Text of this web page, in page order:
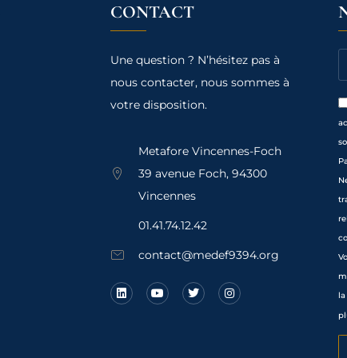
CONTACT
Une question ? N’hésitez pas à
nous contacter, nous sommes à
votre disposition.
Metafore Vincennes-Foch
39 avenue Foch, 94300
Vincennes
01.41.74.12.42
contact@medef9394.org